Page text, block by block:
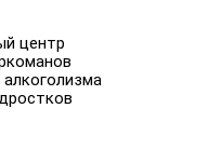
центр